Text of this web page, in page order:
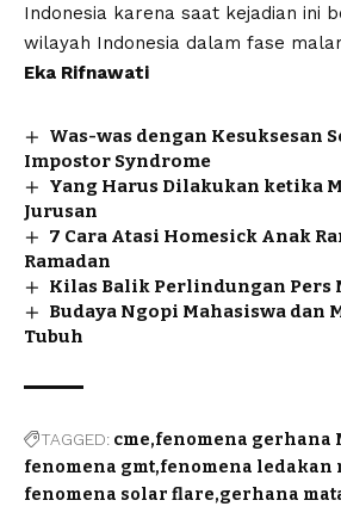
Indonesia karena saat kejadian ini
wilayah Indonesia dalam fase
Eka Rifnawati
Was-was dengan Kesuksesan
Impostor Syndrome
Yang Harus Dilakukan ketika
Jurusan
7 Cara Atasi Homesick Anak
Ramadan
Kilas Balik Perlindungan Pers
Budaya Ngopi Mahasiswa dan
Tubuh
TAGGED: cme fenomena gerhana
fenomena gmt fenomena ledakan
fenomena solar flare gerhana